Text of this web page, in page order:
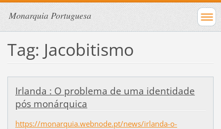
Monarquia Portuguesa
Tag: Jacobitismo
Irlanda : O problema de uma identidade
pós monárquica
https://monarquia.webnode.pt/news/irlanda-o-